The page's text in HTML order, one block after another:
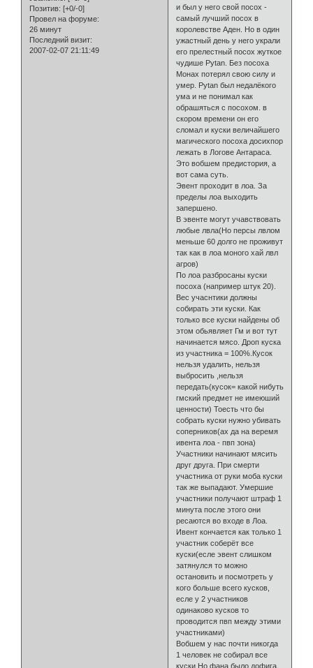
Позитив: [+0/-0]
Провел на форуме:
26 минут
Последний визит:
2007-02-07 21:11:49
и был у него свой посох -
самый лучший посох в
королевстве Аден. Но в один
ужастный день у него украли
его прелестный посох жуткое
чудише Pytan. Без посоха
Монах потерял свою силу и
умер. Pytan был недалёкого
ума и не понимал как
обрашяться с посохом. в
скором времени он его
сломал и куски величайшего
магического посоха досихпор
лежать в Логове Антараса.
Это вобшем предистория, а
вот сама суть.
Эвент проходит в лоа. За
пределы лоа выходить
запершено.
В эвенте могут учавствовать
любые лвла(Но персы лвлом
меньше 60 долго не проживут
так как в лоа моного хай лвл
агров)
По лоа разбросаны куски
посоха (например штук 20).
Вес учаснтики должны
собирать эти куски. Как
только все куски найдены об
этом обьявляет Гм и вот тут
начинается мясо. Дроп куска
из участника = 100%.Кусок
нельзя удалить, нельзя
выбросить ,нельзя
передать(кусок= какой нибуть
гмский предмет не имеюший
ценности) Тоесть что бы
собрать куски нужно убивать
соперников(ах да на веремя
ивента лоа - пвп зона)
Участники начинают мясить
друг друга. При смерти
участника от руки моба куски
так же выпадают. Умершие
участники получают штраф 1
минута после этого они
ресаются во входе в Лоа.
Ивент кончается как только 1
участник соберёт все
куски(есле эвент слишком
затянулся то можно
остановить и посмотреть у
кого больше всего кусков,
есле у 2 участников
одинаково кусков то
проводится пвп между этими
участниками)
Вобшем у нас почти никогда
1 человек не собирал все
куски Но фана было дофига.